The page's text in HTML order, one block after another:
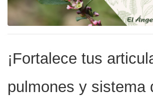
¡Fortalece tus
pulmones y sistema